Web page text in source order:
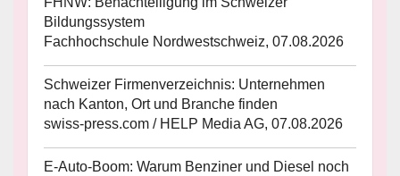
Bildungssystem
Fachhochschule Nordwestschweiz, 07.08.2026
Schweizer Firmenverzeichnis: Unternehmen
nach Kanton, Ort und Branche finden
swiss-press.com / HELP Media AG, 07.08.2026
E-Auto-Boom: Warum Benziner und Diesel noch